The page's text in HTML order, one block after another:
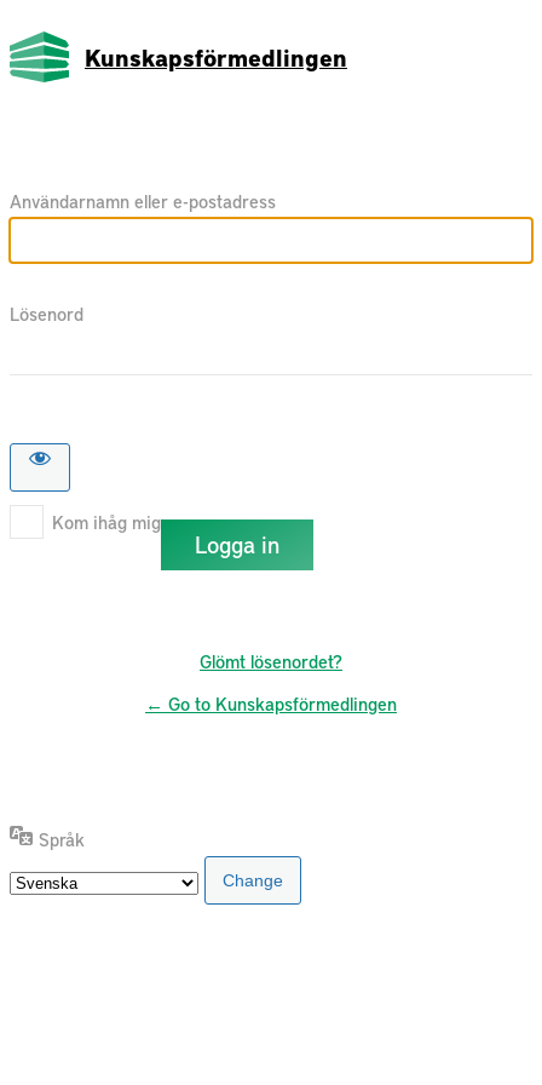
Kunskapsförmedlingen
Användarnamn eller e-postadress
Lösenord
Kom ihåg mig
Glömt lösenordet?
← Go to Kunskapsförmedlingen
Språk